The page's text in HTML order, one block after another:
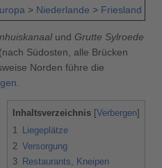
> Niederlande > Friesland
und Grutte Sylroede
(nach Südosten, alle Brücken
Norden führe die
.
Inhaltsverzeichnis
1 Liegeplätze
2 Versorgung
3 Restaurants, Kneipen